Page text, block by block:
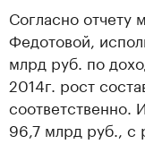
Согласно отчету
Федотовой,
млрд руб. по
2014г. рост
соответственно.
96,7 млрд руб., с